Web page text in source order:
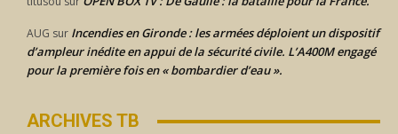
AUG sur Incendies en Gironde : les armées déploient un dispositif
d’ampleur inédite en appui de la sécurité civile. L’A400M engagé
pour la première fois en « bombardier d’eau ».
ARCHIVES TB